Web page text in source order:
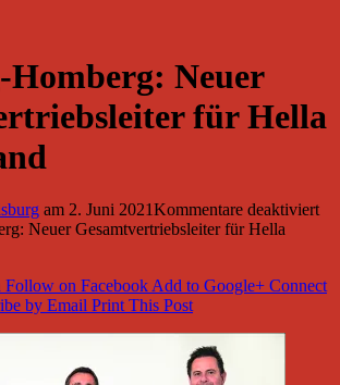
Neuer
für Hella
am 2. Juni 2021Kommentare deaktiviert
Neuer Gesamtvertriebsleiter für Hella
Follow on FacebookAdd to Google+ Connect
by Email Print This Post